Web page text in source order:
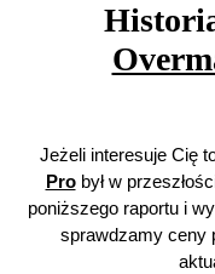
Jeżeli interesuje Cię
Probył w
poniższego raportu i
sprawdzamy ceny